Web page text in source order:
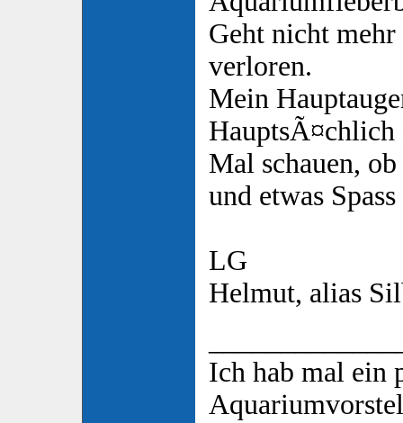
Geht nicht
verloren.
Mein
HauptsÃ¤chlich
Mal schauen,
und etwas
LG
Helmut, alias
Ich hab mal ein